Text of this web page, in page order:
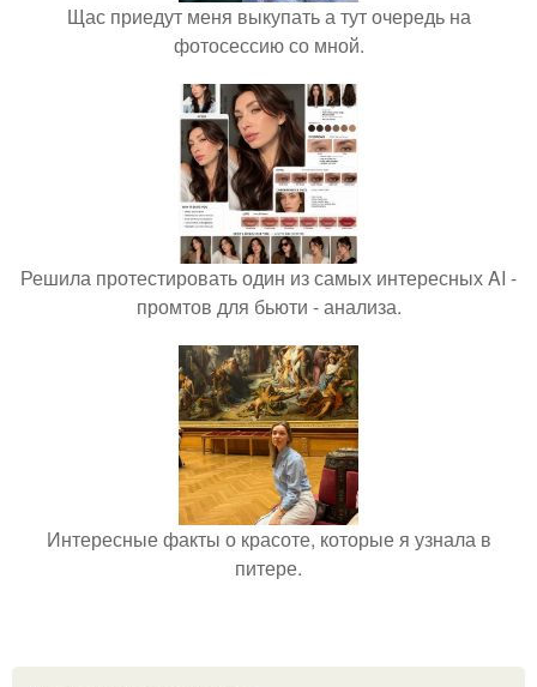
Щас приедут меня выкупать а тут очередь на
фотосессию со мной.
Решила протестировать один из самых интересных AI -
промтов для бьюти - анализа.
Интересные факты о красоте, которые я узнала в
питере.